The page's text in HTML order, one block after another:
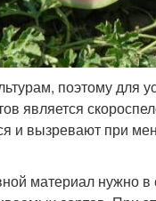
поэтому для
является
и вызревают при
материал нужно